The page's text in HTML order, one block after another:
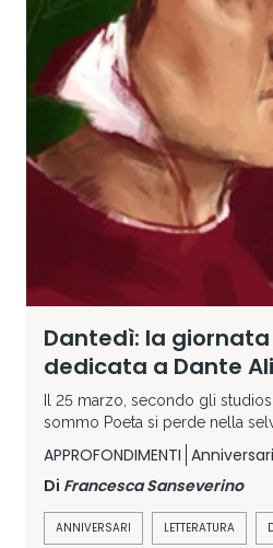
Dantedì: la
dedicata a Dante
Il 25 marzo, secondo gli
sommo Poeta si perde nella
APPROFONDIMENTI
Di Francesca Sanseverino
ANNIVERSARI LETTERATURA